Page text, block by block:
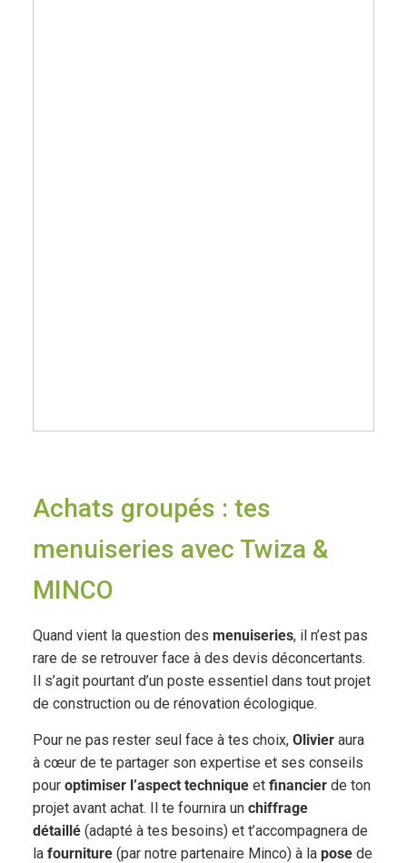
Achats groupés : tes
menuiseries avec Twiza &
MINCO
Quand vient la question des menuiseries, il n’est pas
rare de se retrouver face à des devis déconcertants.
Il s’agit pourtant d’un poste essentiel dans tout projet
de construction ou de rénovation écologique.
Pour ne pas rester seul face à tes choix, Olivieraura
à cœur de te partager son expertise et ses conseils
pour optimiser l’aspect technique et financier de ton
projet avant achat. Il te fournira un chiffrage
détaillé (adapté à tes besoins) et t’accompagnera de
la fourniture (par notre partenaire Minco) à la pose de